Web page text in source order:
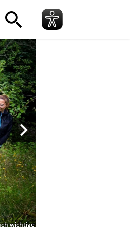
wichtige